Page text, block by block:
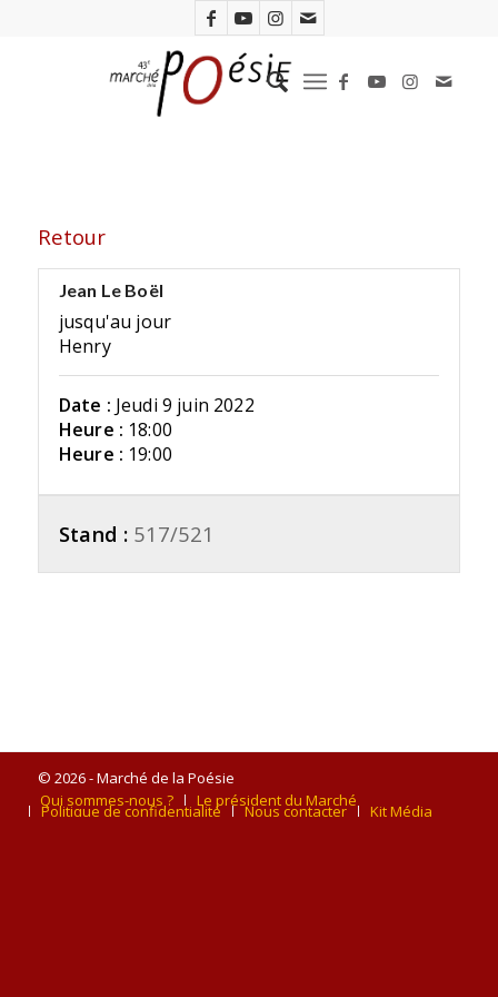
Retour
Jean Le Boël
jusqu'au jour
Henry
Date : Jeudi 9 juin 2022
Heure : 18:00
Heure : 19:00
Stand : 517/521
© 2026 - Marché de la Poésie
Qui sommes-nous ?
Le président du Marché
Politique de confidentialité Nous contacter Kit Média